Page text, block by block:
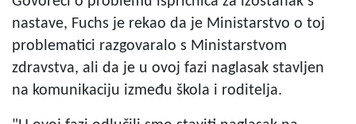
nastave, Fuchs je rekao da je Ministarstvo o toj
problematici razgovaralo s Ministarstvom
zdravstva, ali da je u ovoj fazi naglasak stavljen
na komunikaciju između škola i roditelja.